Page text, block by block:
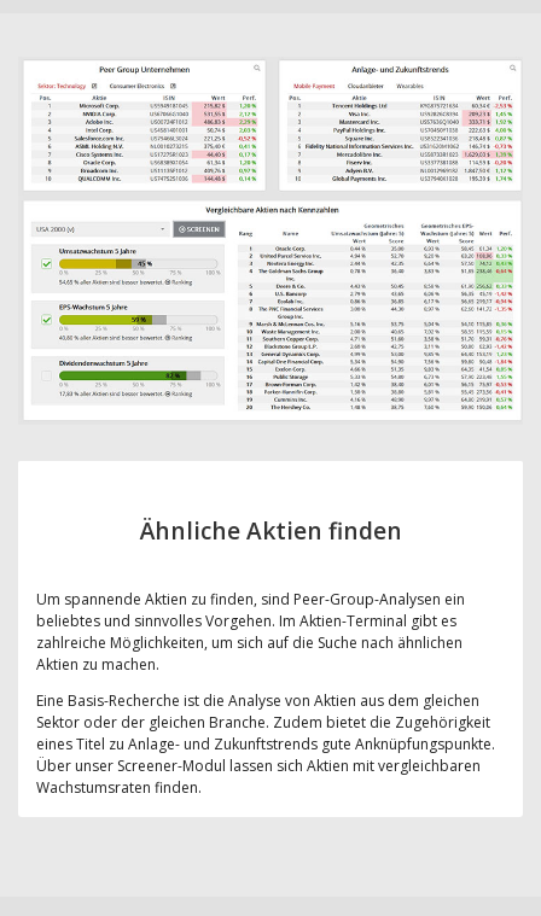
Ähnliche Aktien finden
Um spannende Aktien zu finden, sind Peer-Group-Analysen ein
beliebtes und sinnvolles Vorgehen. Im Aktien-Terminal gibt es
zahlreiche Möglichkeiten, um sich auf die Suche nach ähnlichen
Aktien zu machen.
Eine Basis-Recherche ist die Analyse von Aktien aus dem gleichen
Sektor oder der gleichen Branche. Zudem bietet die Zugehörigkeit
eines Titel zu Anlage- und Zukunftstrends gute Anknüpfungspunkte.
Über unser Screener-Modul lassen sich Aktien mit vergleichbaren
Wachstumsraten finden.